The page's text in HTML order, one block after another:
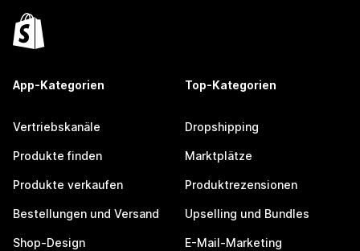
App-Kategorien
Vertriebskanäle
Produkte finden
Produkte verkaufen
Bestellungen und Versand
Shop-Design
Top-Kategorien
Dropshipping
Marktplätze
Produktrezensionen
Upselling und Bundles
E-Mail-Marketing